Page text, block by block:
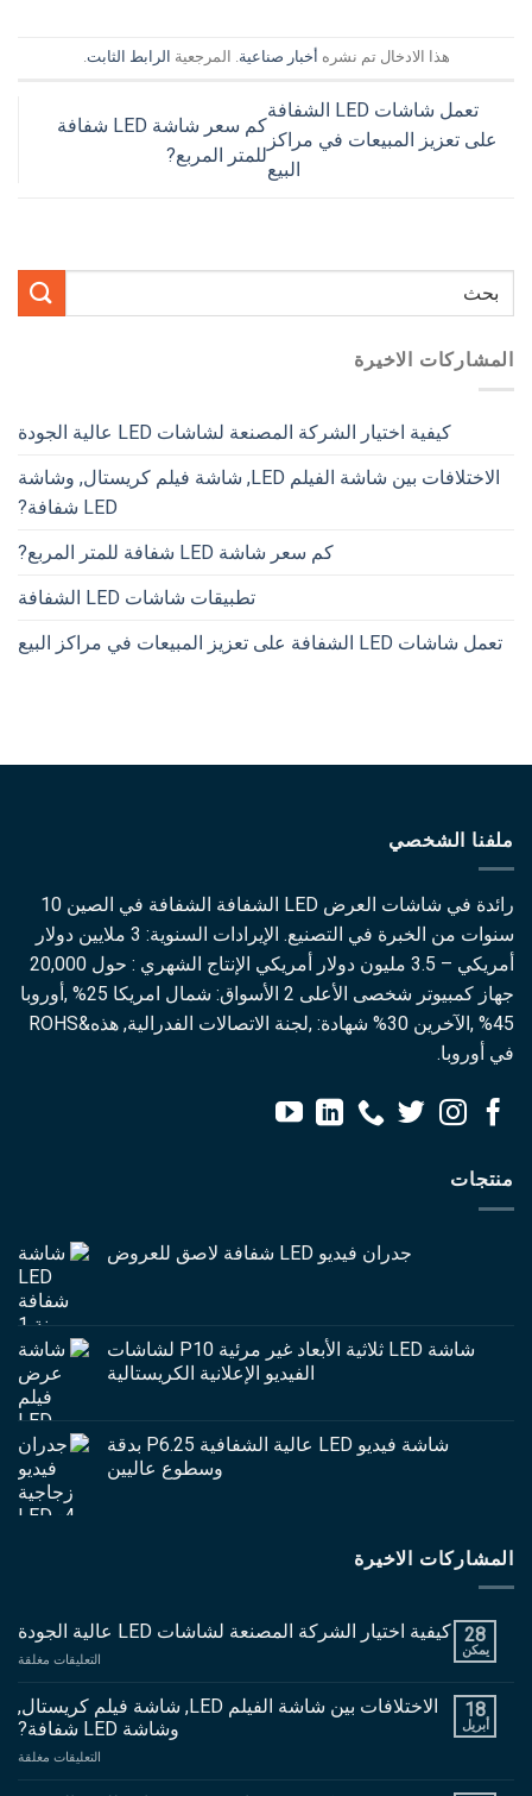
هذا الادخال تم نشره أخبار صناعية. المرجعية الرابط الثابت.
تعمل شاشات LED الشفافة
على تعزيز المبيعات في مراكز
البيع
كم سعر شاشة LED شفافة
للمتر المربع?
المشاركات الاخيرة
كيفية اختيار الشركة المصنعة لشاشات LED عالية الجودة
الاختلافات بين شاشة الفيلم LED, شاشة فيلم كريستال, وشاشة
LED شفافة?
كم سعر شاشة LED شفافة للمتر المربع?
تطبيقات شاشات LED الشفافة
تعمل شاشات LED الشفافة على تعزيز المبيعات في مراكز البيع
ملفنا الشخصي
رائدة في شاشات العرض LED الشفافة الشفافة في الصين 10
سنوات من الخبرة في التصنيع. الإيرادات السنوية: 3 ملايين دولار
أمريكي – 3.5 مليون دولار أمريكي الإنتاج الشهري : حول 20,000
جهاز كمبيوتر شخصى الأعلى 2 الأسواق: شمال امريكا 25% ,أوروبا
45% ,الآخرين 30% شهادة: ,لجنة الاتصالات الفدرالية, هذه&ROHS
في أوروبا.
منتجات
جدران فيديو LED شفافة لاصق للعروض
شاشة LED ثلاثية الأبعاد غير مرئية P10 لشاشات
الفيديو الإعلانية الكريستالية
شاشة فيديو LED عالية الشفافية P6.25 بدقة
وسطوع عاليين
المشاركات الاخيرة
28
يمكن
كيفية اختيار الشركة المصنعة لشاشات LED عالية الجودة
التعليقات مغلقة
18
أبريل
الاختلافات بين شاشة الفيلم LED, شاشة فيلم كريستال,
وشاشة LED شفافة?
التعليقات مغلقة